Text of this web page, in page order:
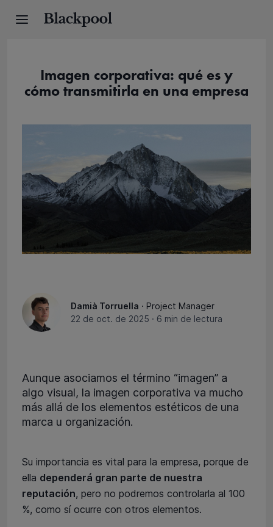
Imagen corporativa: qué es y
cómo transmitirla en una empresa
Damià Torruella · Project Manager
22 de oct. de 2025 · 6 min de lectura
Aunque asociamos el término “imagen” a
algo visual, la imagen corporativa va mucho
más allá de los elementos estéticos de una
marca u organización.
Su importancia es vital para la empresa, porque de
ella dependerá gran parte de nuestra
reputación, pero no podremos controlarla al 100
%, como sí ocurre con otros elementos.